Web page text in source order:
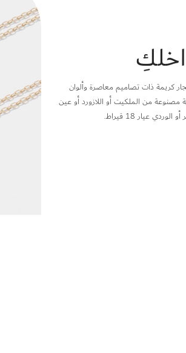
كريمة ذات تصاميم معاصرة وألوان
من الملكيت أو اللازورد أو عين
عيار 18 قيراط.